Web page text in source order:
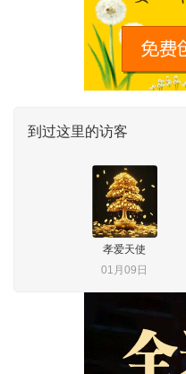
到过这里的访客
孝爱天使
01月09日